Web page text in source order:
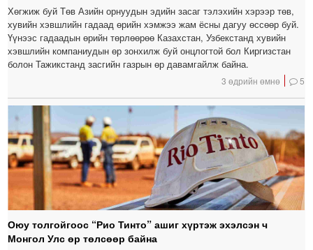
Хөгжиж буй Төв Азийн орнуудын эдийн засаг тэлэхийн хэрээр төв,
хувийн хэвшлийн гадаад өрийн хэмжээ жам ёсны дагуу өссөөр буй.
Үүнээс гадаадын өрийн төрлөөрөө Казахстан, Узбекстанд хувийн
хэвшлийн компаниудын өр зонхилж буй онцлогтой бол Киргизстан
болон Тажикстанд засгийн газрын өр давамгайлж байна.
3 өдрийн өмнө 5
Оюу толгойгоос “Рио Тинто” ашиг хүртэж эхэлсэн ч
Монгол Улс өр төлсөөр байна